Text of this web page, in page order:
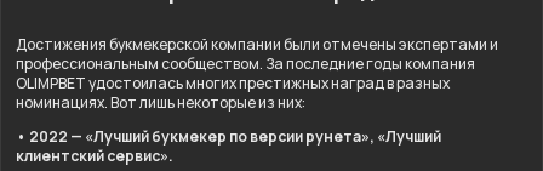
Достижения букмекерской компании были отмечены экспертами и
профессиональным сообществом. За последние годы компания
OLIMPBET удостоилась многих престижных наград в разных
номинациях. Вот лишь некоторые из них:
• 2022 — «Лучший букмекер по версии рунета», «Лучший
клиентский сервис».